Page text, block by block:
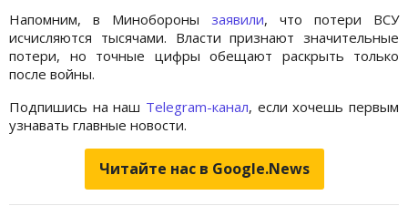
Напомним, в Минобороны заявили, что потери ВСУ
исчисляются тысячами. Власти признают значительные
потери, но точные цифры обещают раскрыть только
после войны.
Подпишись на наш Telegram-канал, если хочешь первым
узнавать главные новости.
Читайте нас в Google.News